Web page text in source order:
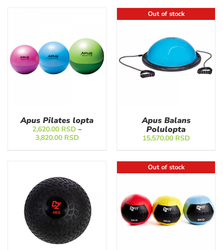
Apus Pilates lopta
2,620.00 RSD –
3,820.00 RSDRaspon
2,620.00 RSD
Out of stock
Apus Balans
Polulopta
15,570.00 RSD
Out of stock